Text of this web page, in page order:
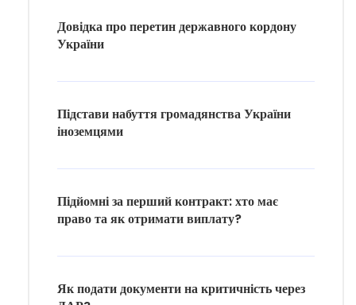
Довідка про перетин державного кордону
України
Підстави набуття громадянства України
іноземцями
Підйомні за перший контракт: хто має
право та як отримати виплату?
Як подати документи на критичність через